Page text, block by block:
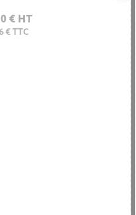
€ HT
€ TTC